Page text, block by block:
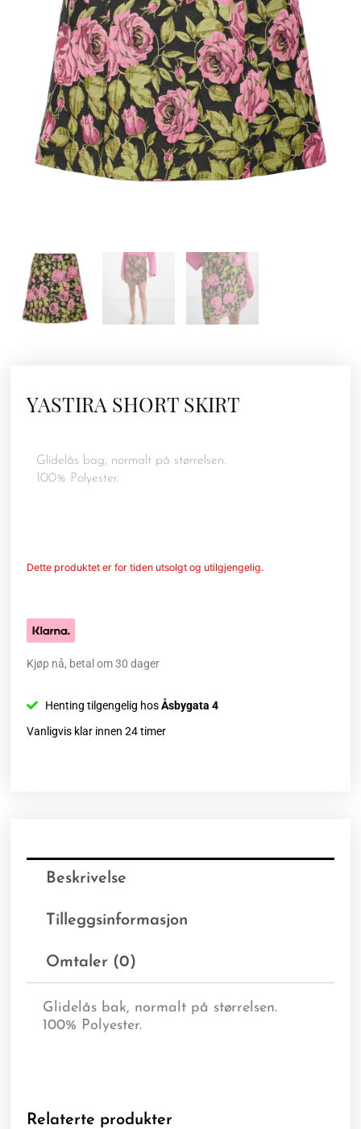
YASTIRA SHORT SKIRT
Glidelås bag, normalt på størrelsen.
100% Polyester.
Dette produktet er for tiden utsolgt og utilgjengelig.
Kjøp nå, betal om 30 dager
Henting tilgengelig hosÅsbygata 4
Vanligvis klar innen 24 timer
Beskrivelse
Tilleggsinformasjon
Omtaler (0)
Glidelås bak, normalt på størrelsen.
100% Polyester.
Relaterte produkter